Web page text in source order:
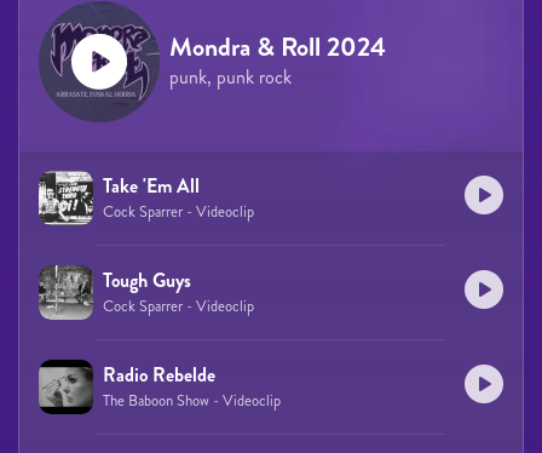
Mondra & Roll 2024
punk, punk rock
Take 'Em All
Cock Sparrer - Videoclip
Tough Guys
Cock Sparrer - Videoclip
Radio Rebelde
The Baboon Show - Videoclip